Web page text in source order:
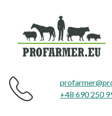
+48 690 250